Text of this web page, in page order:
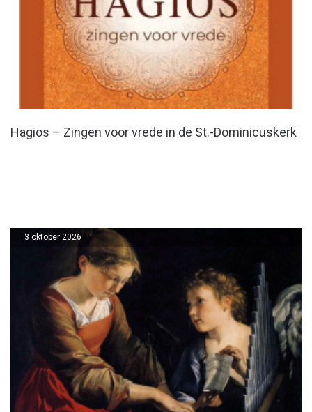
Hagios – Zingen voor vrede in de St.-Dominicuskerk
3 oktober 2026